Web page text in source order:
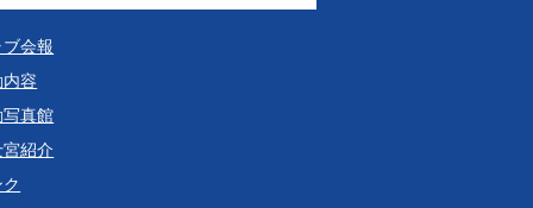
会報
容
写真館
紹介